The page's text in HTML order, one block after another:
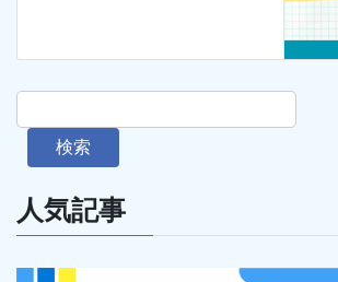
検索
人気記事